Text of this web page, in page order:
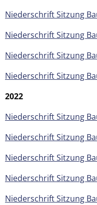
Niederschrift Sitzung
Niederschrift Sitzung
Niederschrift Sitzung
Niederschrift Sitzung
2022
Niederschrift Sitzung
Niederschrift Sitzung
Niederschrift Sitzung
Niederschrift Sitzung
Niederschrift Sitzung